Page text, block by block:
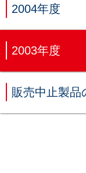
2004年度
2003年度
販売中止製品